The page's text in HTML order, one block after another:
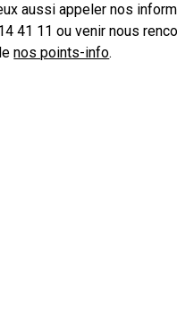
aussi appeler nos
41 11 ou venir nous
nos points-info.